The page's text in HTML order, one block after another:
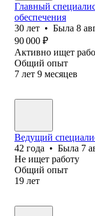
Главный
обеспечения
30 лет • Была 8
90 000 ₽
Активно ищет
Общий опыт
7 лет 9 месяцев
Ведущий
42 года • Была 7
Не ищет работу
Общий опыт
19 лет